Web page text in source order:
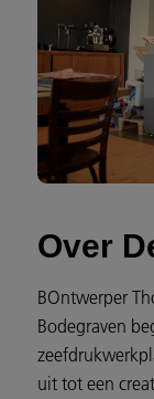
Over
BOntwerper
Bodegraven
uit tot een